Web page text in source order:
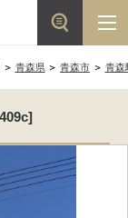
青森県 青森市 青森